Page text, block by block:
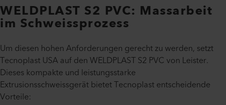
WELDPLAST S2 PVC: Massarbeit
im Schweissprozess
Um diesen hohen Anforderungen gerecht zu werden, setzt
Tecnoplast USA auf den WELDPLAST S2 PVC von Leister.
Dieses kompakte und leistungsstarke
Extrusionsschweissgerät bietet Tecnoplast entscheidende
Vorteile: